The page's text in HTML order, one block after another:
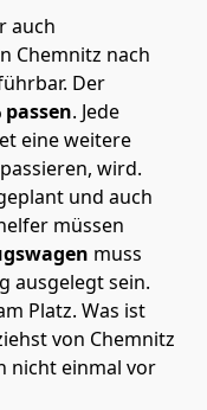
auch
Chemnitz nach
Der
passen. Jede
eine weitere
wird.
und auch
müssen
muss
ausgelegt sein.
Platz. Was ist
von Chemnitz
nicht einmal vor